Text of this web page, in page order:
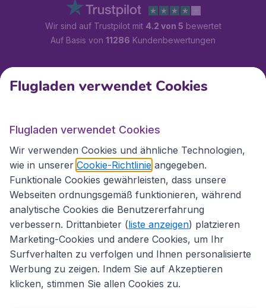
Wir sind auf Trustpilot mit 4.2 von 5 bewertet
Auf Basis von 11286 Kundenbewertungen
Kundenservice
Flugladen.at
Internationale Webseiten
Flugladen verwendet Cookies
Flugladen verwendet Cookies
Wir verwenden Cookies und ähnliche Technologien,
wie in unserer Cookie-Richtlinie angegeben.
Funktionale Cookies gewährleisten, dass unsere
Webseiten ordnungsgemäß funktionieren, während
analytische Cookies die Benutzererfahrung
verbessern. Drittanbieter (liste anzeigen) platzieren
Marketing-Cookies und andere Cookies, um Ihr
Surfverhalten zu verfolgen und Ihnen personalisierte
Werbung zu zeigen. Indem Sie auf Akzeptieren
klicken, stimmen Sie allen Cookies zu.